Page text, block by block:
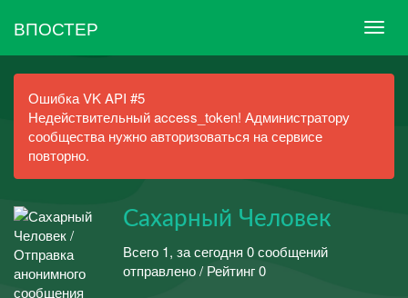
ВПОСТЕР
Ошибка VK API #5
Недействительный access_token! Администратору
сообщества нужно авторизоваться на сервисе
повторно.
Сахарный Человек
Всего 1, за сегодня 0 сообщений
отправлено / Рейтинг 0